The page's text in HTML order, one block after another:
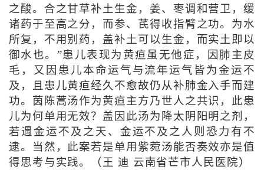
之酸。合之甘草补土生金，姜、枣调和营卫，缓
诸药于至高之分，而参、芪得收指臂之功。为水
所复，不用别药，盖补土可以生金，而实土即以
御水也。”患儿表现为黄疸虽无他症，因肺主皮
毛，又因患儿本命运气与流年运气皆为金运不
及，且患儿黄疸经久不愈故仍从补肺金入手而建
功。茵陈蒿汤作为黄疸主方乃世人之共识，此患
儿为何单用无效？盖因此汤为降太阴阳明之剂，
若遇金运不及之天、金运不及之人则恐力有不
逮。当然，此案若是单用紫菀汤能否奏效亦是值
得思考与实践。（王 迪 云南省芒市人民医院）